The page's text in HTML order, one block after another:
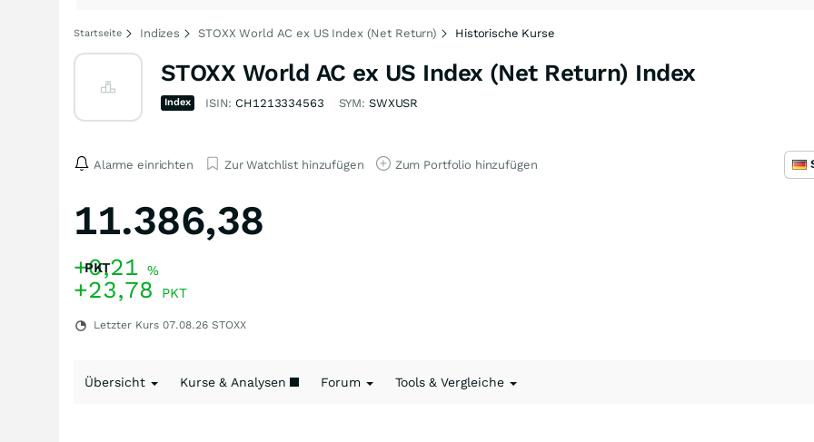
Startseite Indizes STOXX World AC ex US Index (Net Return) Historische Kurse
STOXX World AC ex US Index (Net Return) Index
Index ISIN: CH1213334563 SYM: SWXUSR
Alarme einrichten Zur Watchlist hinzufügen Zum Portfolio hinzufügen
11.386,38
PKT
+0,21 %
+23,78 PKT
Letzter Kurs 07.08.26 STOXX
Übersicht Kurse & Analysen Forum Tools & Vergleiche